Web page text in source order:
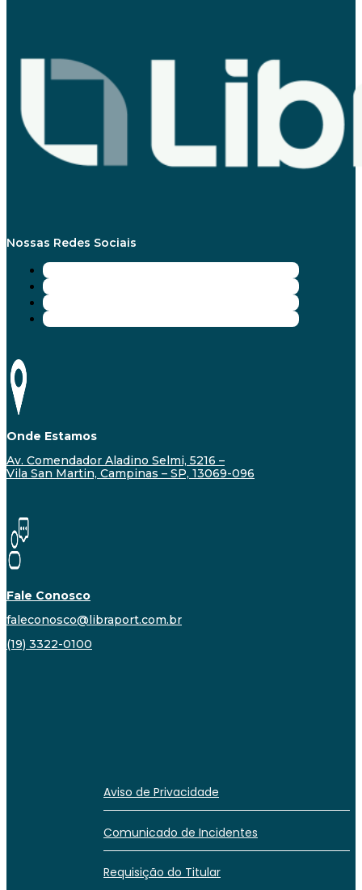
Nossas Redes Sociais
Onde Estamos
Av. Comendador Aladino Selmi, 5216 –
Vila San Martin, Campinas – SP, 13069-096
Fale Conosco
faleconosco@libraport.com.br
(19) 3322-0100
Aviso de Privacidade
Comunicado de Incidentes
Requisição do Titular